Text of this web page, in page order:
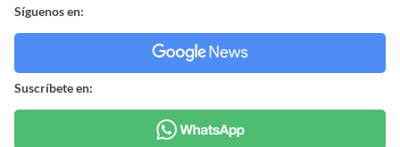
Síguenos en:
Suscríbete en: